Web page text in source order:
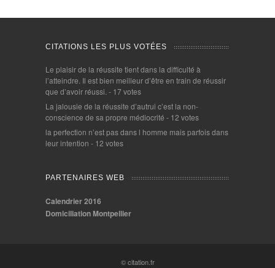
CITATIONS LES PLUS VOTÉES
Le plaisir de la réussite tient dans la difficulté à
l’atteindre. Il est bien meilleur d’être en train de réussir
que d’avoir réussi. - 17 votes
La jalousie de la réussite d’autrui c’est la non-
conscience de sa propre médiocrité - 12 votes
la perfection n’est pas dans l homme mais parfois dans
leur intention - 12 votes
PARTENAIRES WEB
Calendrier 2016
Domiciliation Montpellier
© citation.fr